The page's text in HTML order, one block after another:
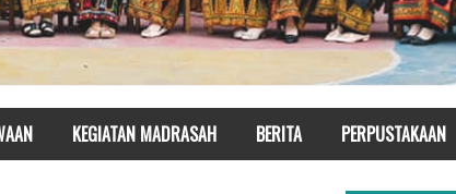
KEGIATAN MADRASAH BERITA PERPUSTAKAAN